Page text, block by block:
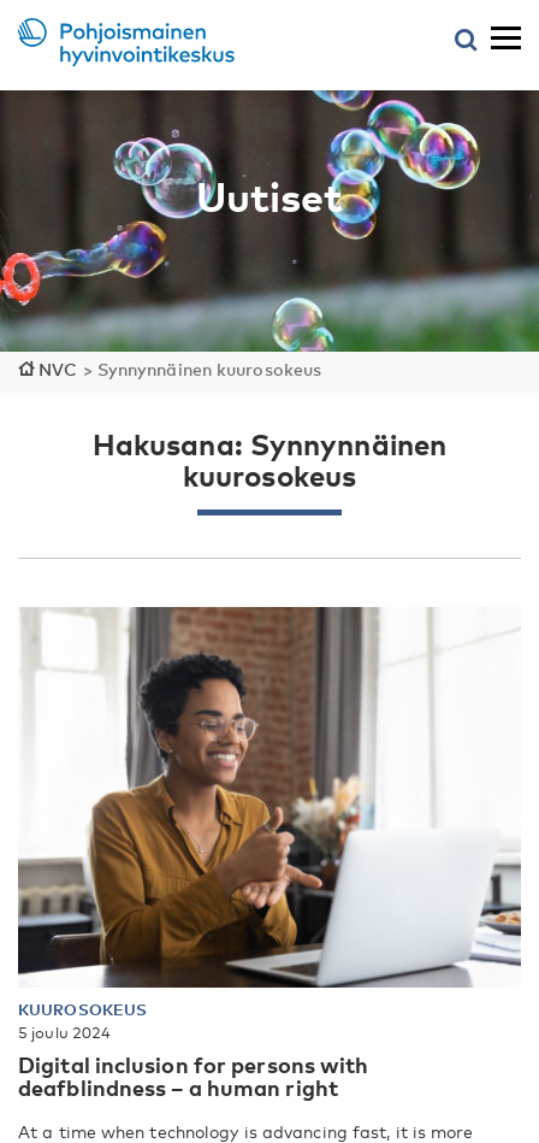
Uutiset
NVC > Synnynnäinen kuurosokeus
Hakusana: Synnynnäinen
kuurosokeus
KUUROSOKEUS
5 joulu 2024
Digital inclusion for persons with
deafblindness – a human right
At a time when technology is advancing fast, it is more